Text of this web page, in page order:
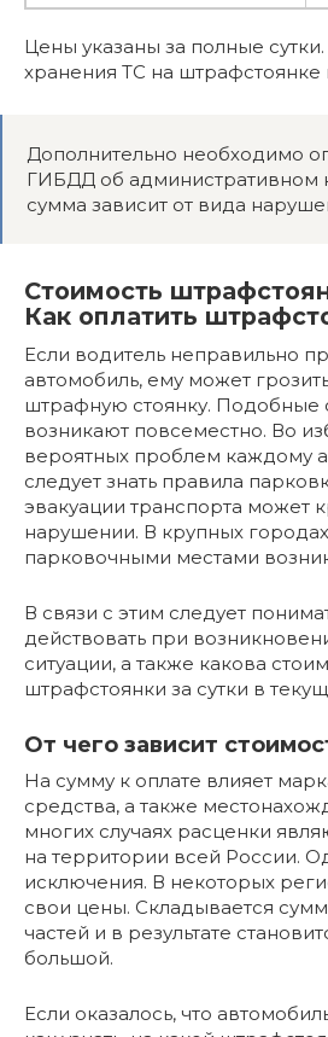
Цены указаны за полные
хранения ТС на штрафстоянке
Дополнительно необходимо
ГИБДД об административном
сумма зависит от вида
Стоимость
Как оплатить
Если водитель неправильно
автомобиль, ему может
штрафную стоянку. Подобные
возникают повсеместно. Во
вероятных проблем каждому
следует знать правила
эвакуации транспорта может
нарушении. В крупных
парковочными местами
В связи с этим следует
действовать при
ситуации, а также какова
штрафстоянки за сутки в
От чего зависит
На сумму к оплате влияет
средства, а также
многих случаях расценки
на территории всей России.
исключения. В некоторых
свои цены. Складывается
частей и в результате
большой.
Если оказалось, что